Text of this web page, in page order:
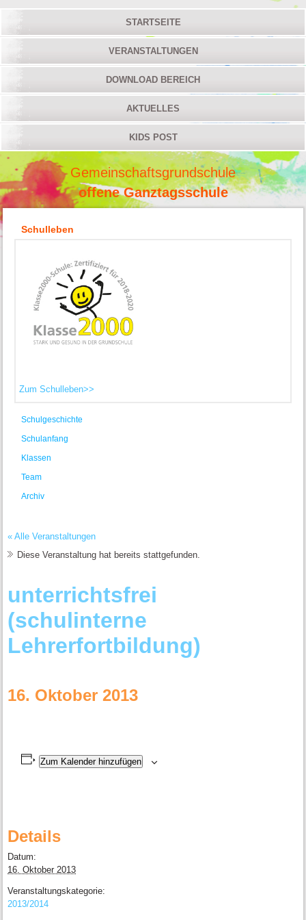
STARTSEITE
VERANSTALTUNGEN
DOWNLOAD BEREICH
AKTUELLES
KIDS POST
Gemeinschaftsgrundschule
offene Ganztagsschule
Schulleben
Zum Schulleben>>
Schulgeschichte
Schulanfang
Klassen
Team
Archiv
« Alle Veranstaltungen
Diese Veranstaltung hat bereits stattgefunden.
unterrichtsfrei
(schulinterne
Lehrerfortbildung)
16. Oktober 2013
Zum Kalender hinzufügen
Details
Datum:
16. Oktober 2013
Veranstaltungskategorie:
2013/2014